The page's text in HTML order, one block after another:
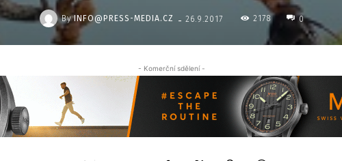
By INFO@PRESS-MEDIA.CZ - 26.9.2017 2178 0
- Komerční sdělení -